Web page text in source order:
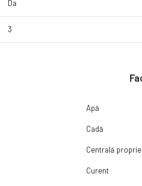
mult visat in seama
tot parcusul acestuia.
Da
3
Apă
Cadă
Centrală proprie
Curent